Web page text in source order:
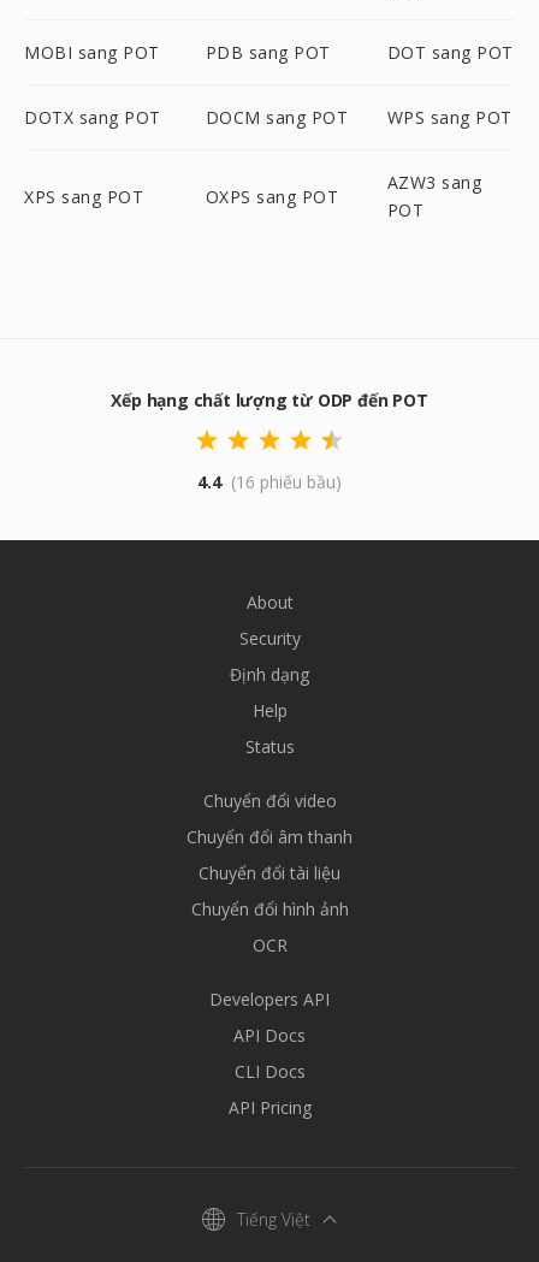
MOBI sang POT PDB sang POT DOT sang POT
DOTX sang POT DOCM sang POT WPS sang POT
XPS sang POT OXPS sang POT
AZW3 sang
POT
Xếp hạng chất lượng từ ODP đến POT
4.4 (16 phiếu bầu)
About
Security
Định dạng
Help
Status
Chuyển đổi video
Chuyển đổi âm thanh
Chuyển đổi tài liệu
Chuyển đổi hình ảnh
OCR
Developers API
API Docs
CLI Docs
API Pricing
Tiếng Việt